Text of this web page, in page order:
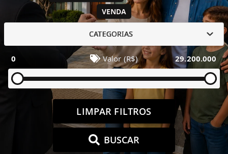
VENDA
CATEGORIAS
0 Valor (R$) 29.200.000
LIMPAR FILTROS
BUSCAR